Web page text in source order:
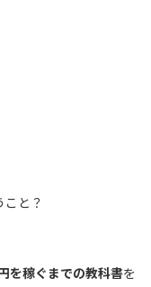
と？
を稼ぐまでの教科書を